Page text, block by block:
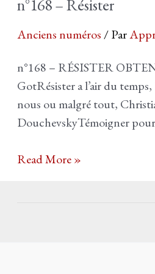
n°168 – Résister
Anciens numéros / Par
n°168 – RÉSISTER
GotRésister a l’air du
nous ou malgré tout,
DouchevskyTémoigner
n°168
Read More »